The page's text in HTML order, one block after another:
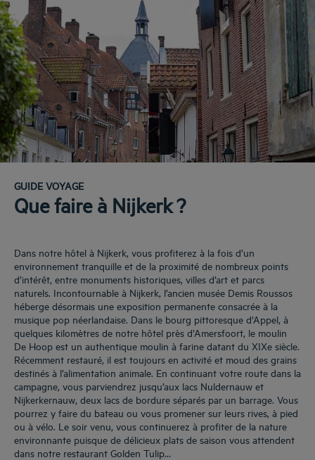
GUIDE VOYAGE
Que faire à Nijkerk ?
Dans notre hôtel à Nijkerk, vous profiterez à la fois d’un
environnement tranquille et de la proximité de nombreux points
d’intérêt, entre monuments historiques, villes d’art et parcs
naturels. Incontournable à Nijkerk, l’ancien musée Demis Roussos
héberge désormais une exposition permanente consacrée à la
musique pop néerlandaise. Dans le bourg pittoresque d’Appel, à
quelques kilomètres de notre hôtel près d’Amersfoort, le moulin
De Hoop est un authentique moulin à farine datant du XIXe siècle.
Récemment restauré, il est toujours en activité et moud des grains
destinés à l’alimentation animale. En continuant votre route dans la
campagne, vous parviendrez jusqu’aux lacs Nuldernauw et
Nijkerkernauw, deux lacs de bordure séparés par un barrage. Vous
pourrez y faire du bateau ou vous promener sur leurs rives, à pied
ou à vélo. Le soir venu, vous continuerez à profiter de la nature
environnante puisque de délicieux plats de saison vous attendent
dans notre restaurant Golden Tulip…